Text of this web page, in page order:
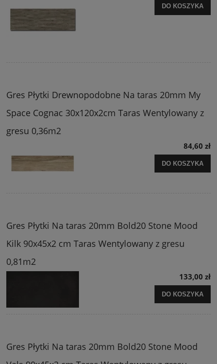
DO KOSZYKA
Gres Płytki Drewnopodobne Na taras 20mm My
Space Cognac 30x120x2cm Taras Wentylowany z
gresu 0,36m2
84,60 zł
DO KOSZYKA
Gres Płytki Na taras 20mm Bold20 Stone Mood
Kilk 90x45x2 cm Taras Wentylowany z gresu
0,81m2
133,00 zł
DO KOSZYKA
Gres Płytki Na taras 20mm Bold20 Stone Mood